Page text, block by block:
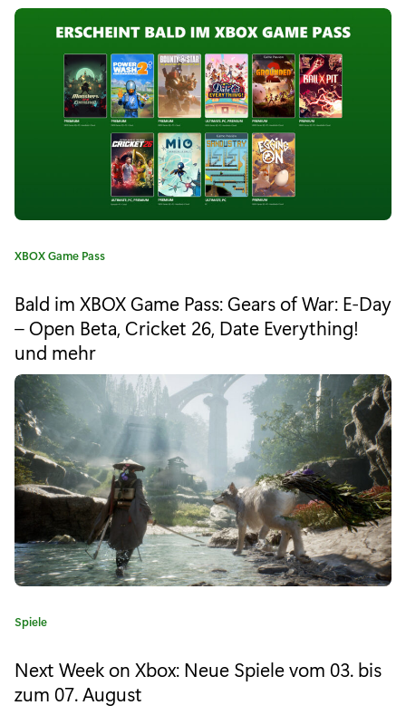
P
a
s
s
f
ü
r
C
a
s
D
A
C
H
-
m
o
K
e
g
o
e
:
XBOX Game Pass
Bald im XBOX Game Pass: Gears of War: E-Day
– Open Beta, Cricket 26, Date Everything!
und mehr
K
e
g
Spiele
Next Week on Xbox: Neue Spiele vom 03. bis
zum 07. August